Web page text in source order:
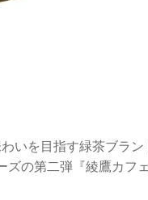
いを目指す緑茶ブラン
ズの第二弾『綾鷹カフ